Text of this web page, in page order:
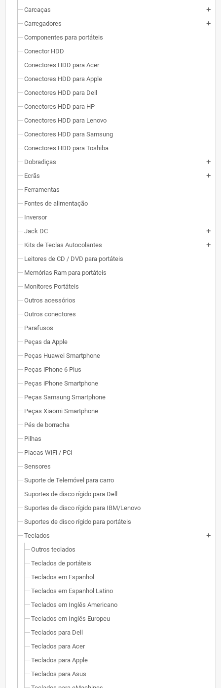
Carcaças
add
Carregadores add
Componentes para portáteis
Conector HDD
Conectores HDD para Acer
Conectores HDD para Apple
Conectores HDD para Dell
Conectores HDD para HP
Conectores HDD para Lenovo
Conectores HDD para Samsung
Conectores HDD para Toshiba
Dobradiças
add
Ecrãs add
Ferramentas
Fontes de alimentação
Inversor
Jack DC
add
Kits de Teclas Autocolantes add
Leitores de CD / DVD para portáteis
Memórias Ram para portáteis
Monitores Portáteis
Outros acessórios
Outros conectores
Parafusos
Peças da Apple
Peças Huawei Smartphone
Peças iPhone 6 Plus
Peças iPhone Smartphone
Peças Samsung Smartphone
Peças Xiaomi Smartphone
Pés de borracha
Pilhas
Placas WiFi / PCI
Sensores
Suporte de Telemóvel para carro
Suportes de disco rígido para Dell
Suportes de disco rígido para IBM/Lenovo
Suportes de disco rígido para portáteis
Teclados
add
Outros teclados
Teclados de portáteis
Teclados em Espanhol
Teclados em Espanhol Latino
Teclados em Inglês Americano
Teclados em Inglês Europeu
Teclados para Dell
Teclados para Acer
Teclados para Apple
Teclados para Asus